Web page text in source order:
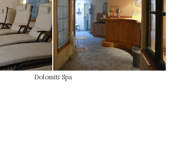
Dolomiti Spa